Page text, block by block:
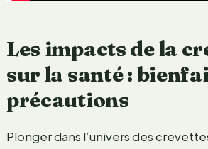
Les impacts de la
sur la santé :
précautions
Plonger dans l’univers des